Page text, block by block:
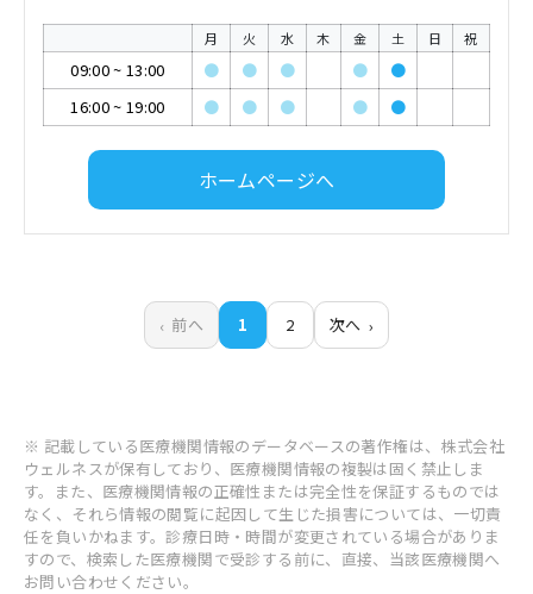
月 火 水 木 金 土 日 祝
09:00~ 13:00 ● ● ● ●
●
16:00~ 19:00 ● ● ● ● ●
ホームページへ
前へ 1 2 次へ
※ 記載している医療機関情報のデータベースの著作権は、株式会社
ウェルネスが保有しており、医療機関情報の複製は固く禁止しま
す。また、医療機関情報の正確性または完全性を保証するものでは
なく、それら情報の閲覧に起因して生じた損害については、一切責
任を負いかねます。診療日時・時間が変更されている場合がありま
すので、検索した医療機関で受診する前に、直接、当該医療機関へ
お問い合わせください。